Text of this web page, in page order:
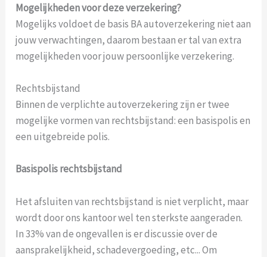
Mogelijkheden voor deze verzekering?
Mogelijks voldoet de basis BA autoverzekering niet aan
jouw verwachtingen, daarom bestaan er tal van extra
mogelijkheden voor jouw persoonlijke verzekering.
Rechtsbijstand
Binnen de verplichte autoverzekering zijn er twee
mogelijke vormen van rechtsbijstand: een basispolis en
een uitgebreide polis.
Basispolis rechtsbijstand
Het afsluiten van rechtsbijstand is niet verplicht, maar
wordt door ons kantoor wel ten sterkste aangeraden.
In 33% van de ongevallen is er discussie over de
aansprakelijkheid, schadevergoeding, etc... Om